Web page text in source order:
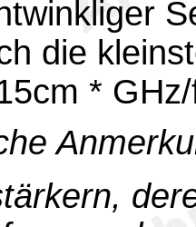
die
*